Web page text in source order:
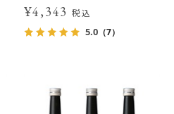
¥4,343 税込
5.0 （7）